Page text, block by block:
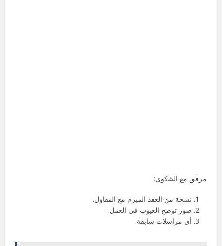
مرفق مع الشكوى:
نسخة من العقد المبرم مع المقاول.
صور توضح العيوب في العمل.
أي مراسلات سابقة.